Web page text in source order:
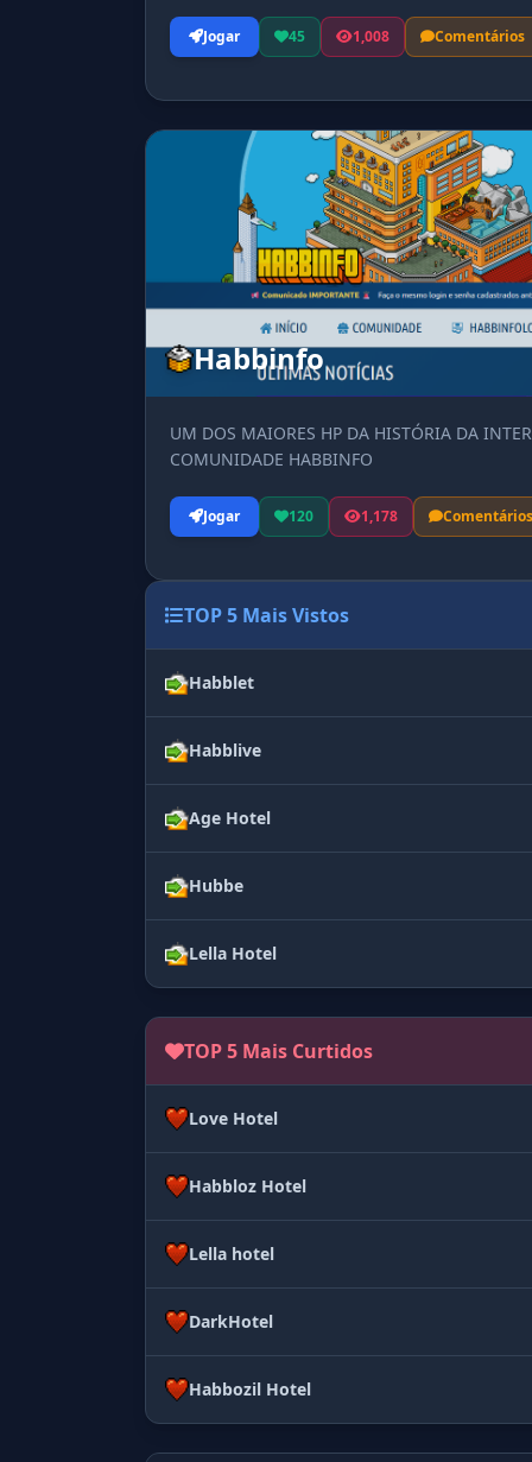
Jogar 45 1,008 Comentários
Habbinfo
UM DOS MAIORES HP DA HISTÓRIA DA
COMUNIDADE HABBINFO
Jogar 120 1,178 Comentários
TOP 5 Mais Vistos
Habblet
Habblive
Age Hotel
Hubbe
Lella Hotel
TOP 5 Mais Curtidos
Love Hotel
Habbloz Hotel
Lella hotel
DarkHotel
Habbozil Hotel